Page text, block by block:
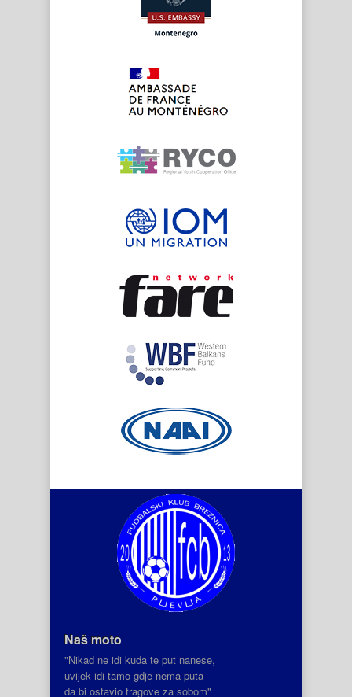
Naš moto
"Nikad ne idi kuda te put nanese,
uvijek idi tamo gdje nema puta
da bi ostavio tragove za sobom"